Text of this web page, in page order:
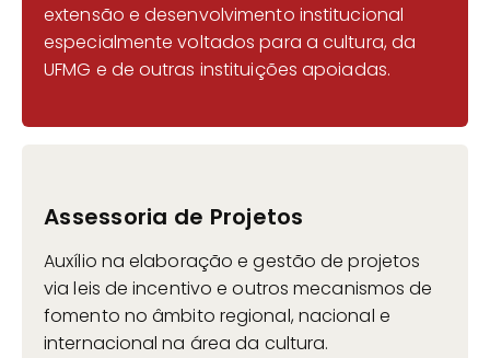
extensão e desenvolvimento institucional
especialmente voltados para a cultura, da
UFMG e de outras instituições apoiadas.
Assessoria de Projetos
Auxílio na elaboração e gestão de projetos
via leis de incentivo e outros mecanismos de
fomento no âmbito regional, nacional e
internacional na área da cultura.